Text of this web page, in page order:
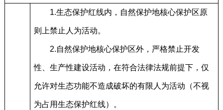
1.生态保护红线内，自然保护地核心保护区原
则上禁止人为活动。
2.自然保护地核心保护区外，严格禁止开发
性、生产性建设活动，在符合法律法规前提下，仅
允许对生态功能不造成破坏的有限人为活动（不视
为占用生态保护红线）。